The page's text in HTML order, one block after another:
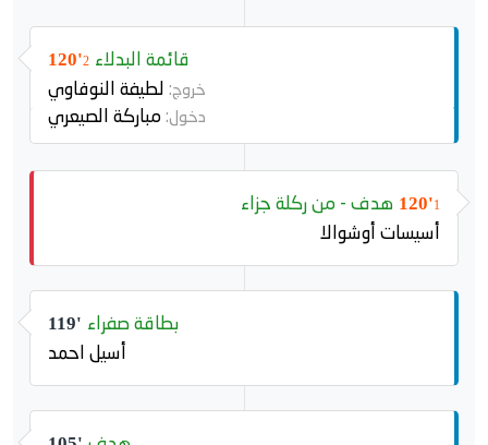
120'2 قائمة البدلاء
خروج: لطيفة النوفاوي
دخول: مباركة الصيعري
120'1
هدف - من ركلة جزاء
أسيسات أوشوالا
119' بطاقة صفراء
أسيل احمد